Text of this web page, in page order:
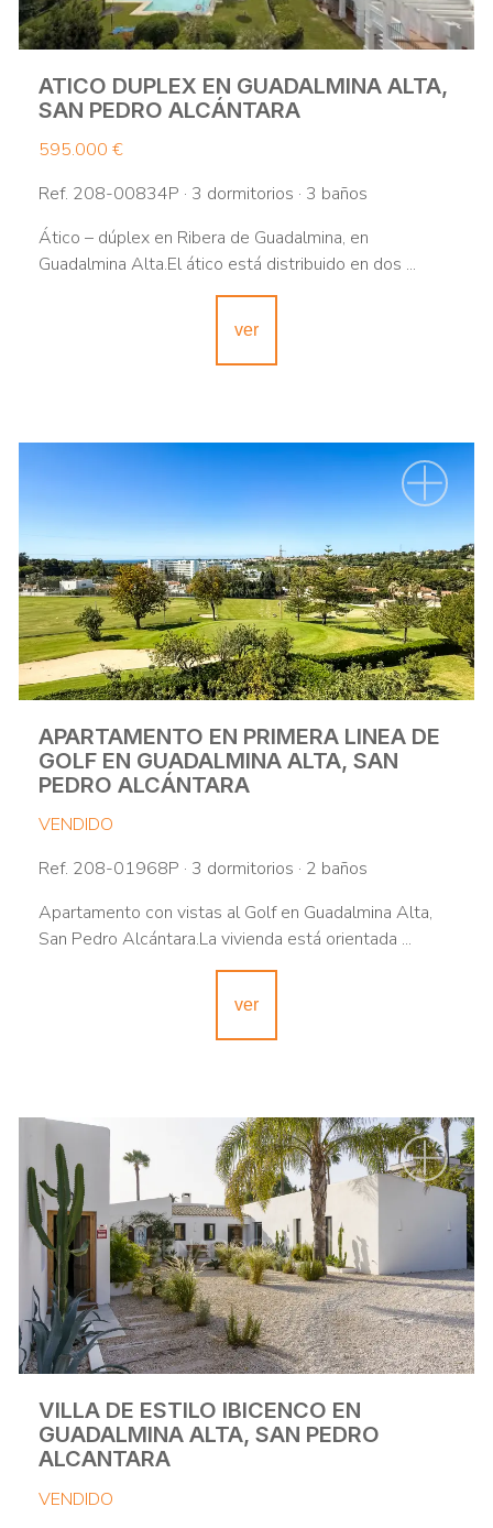
ATICO DUPLEX EN GUADALMINA ALTA,
SAN PEDRO ALCÁNTARA
595.000 €
Ref. 208-00834P · 3 dormitorios · 3 baños
Ático – dúplex en Ribera de Guadalmina, en
Guadalmina Alta.El ático está distribuido en dos ...
ver
APARTAMENTO EN PRIMERA LINEA DE
GOLF EN GUADALMINA ALTA, SAN
PEDRO ALCÁNTARA
VENDIDO
Ref. 208-01968P · 3 dormitorios · 2 baños
Apartamento con vistas al Golf en Guadalmina Alta,
San Pedro Alcántara.La vivienda está orientada ...
ver
VILLA DE ESTILO IBICENCO EN
GUADALMINA ALTA, SAN PEDRO
ALCANTARA
VENDIDO